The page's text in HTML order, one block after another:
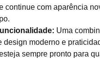
continue com aparência
Uma
design moderno e
sempre pronto para